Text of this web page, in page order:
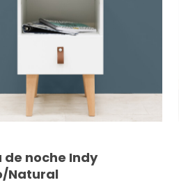
de noche Indy
Natural